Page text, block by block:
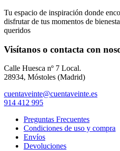
Tu espacio de inspiración donde
disfrutar de tus momentos de
queridos
Visítanos o contacta con
Calle Huesca nº 7 Local.
28934, Móstoles (Madrid)
cuentaveinte@cuentaveinte.es
914 412 995
Preguntas Frecuentes
Condiciones de uso y compra
Envíos
Devoluciones